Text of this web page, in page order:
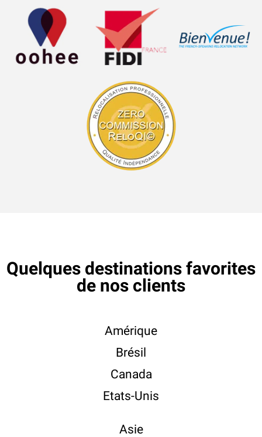
Quelques destinations favorites
de nos clients
Amérique
Brésil
Canada
Etats-Unis
Asie